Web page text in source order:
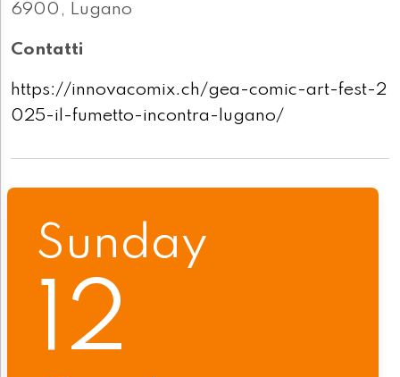
6900, Lugano
Contatti
https://innovacomix.ch/gea-comic-art-fest-2
025-il-fumetto-incontra-lugano/
Sunday
12